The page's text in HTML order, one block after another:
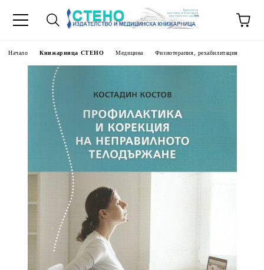
Начало Книжарница СТЕНО Медицина Физиотерапия, рехабилитация